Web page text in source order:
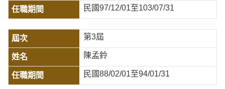
民國97/12/01至103/07/31
第3屆
陳孟鈴
民國88/02/01至94/01/31